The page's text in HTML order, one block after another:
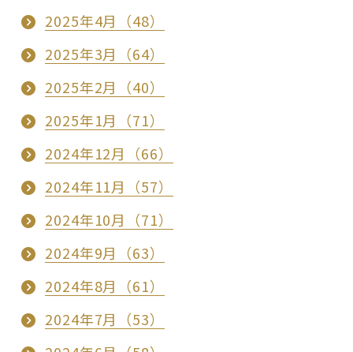
2025年4月（48）
2025年3月（64）
2025年2月（40）
2025年1月（71）
2024年12月（66）
2024年11月（57）
2024年10月（71）
2024年9月（63）
2024年8月（61）
2024年7月（53）